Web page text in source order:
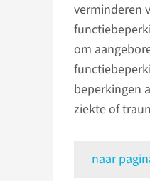
verminderen
om
beperkingen
ziekte of
naar